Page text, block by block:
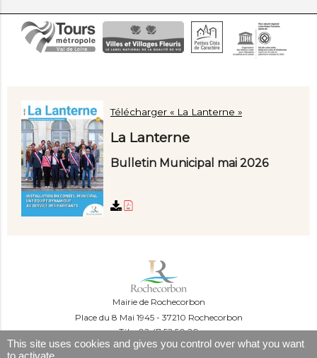
Télécharger « La Lanterne »
La Lanterne
Bulletin Municipal mai 2026
Mairie de Rochecorbon
Place du 8 Mai 1945
37210 Rochecorbon
Tél. : 02 47 52 50 20
Du lundi au mercredi :
This site uses cookies and gives you control over what you want
to activate